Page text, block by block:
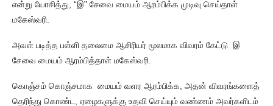
என்று யோசித்து, “இ” சேவை மையம் ஆரம்பிக்க முடிவு செய்தாள்
மகேஸ்வரி.
அவள் படித்த பள்ளி தலைமை ஆசிரியர் மூலமாக விவரம் கேட்டு இ
சேவை மையம் ஆரம்பித்தாள் மகேஸ்வரி.
கொஞ்சம் கொஞ்சமாக மையம் வளர ஆரம்பிக்க, அதன் விவரங்களைத்
தெரிந்து கொண்ட, ஏழைகளுக்கு உதவி செய்யும் வண்ணம் அவர்களிடம்